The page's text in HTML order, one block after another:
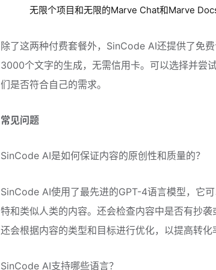
无限个项目和无限的Marve Chat和Marve
除了这两种付费套餐外，SinCode AI还提供了免
3000个文字的生成，无需信用卡。可以选择并尝
们是否符合自己的需求。
常见问题
SinCode AI是如何保证内容的原创性和质量的？
SinCode AI使用了最先进的GPT-4语言模型，它
特和类似人类的内容。还会检查内容中是否有抄袭
还会根据内容的类型和目标进行优化，以提高转化
SinCode AI支持哪些语言？